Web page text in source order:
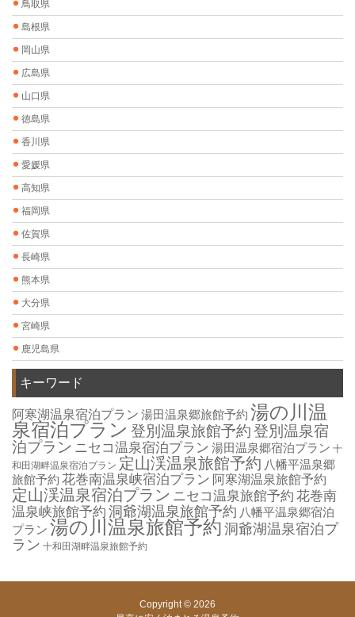
鳥取県
島根県
岡山県
広島県
山口県
徳島県
香川県
愛媛県
高知県
福岡県
佐賀県
長崎県
熊本県
大分県
宮崎県
鹿児島県
キーワード
阿寒湖温泉宿泊プラン 湯田温泉郷旅館予約 湯の川温
泉宿泊プラン 登別温泉旅館予約登別温泉宿
泊プラン ニセコ温泉宿泊プラン 湯田温泉郷宿泊プラン 十
和田湖畔温泉宿泊プラン 定山渓温泉旅館予約 八幡平温泉郷
旅館予約 花巻南温泉峡宿泊プラン 阿寒湖温泉旅館予約
定山渓温泉宿泊プラン ニセコ温泉旅館予約 花巻南
温泉峡旅館予約 洞爺湖温泉旅館予約 八幡平温泉郷宿泊
プラン 湯の川温泉旅館予約 洞爺湖温泉宿泊プ
ラン 十和田湖畔温泉旅館予約
Copyright © 2026